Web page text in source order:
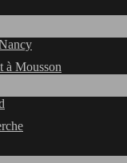
à Mousson